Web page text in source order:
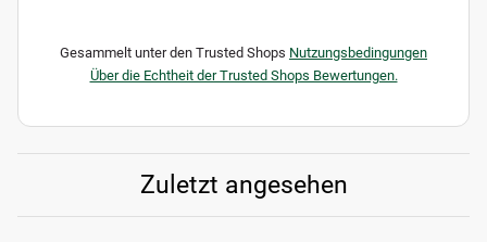
Gesammelt unter den Trusted Shops Nutzungsbedingungen
Über die Echtheit der Trusted Shops Bewertungen.
Zuletzt angesehen